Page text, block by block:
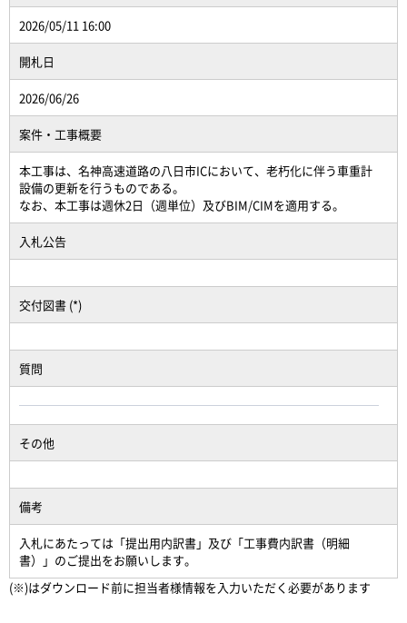
2026/05/11 16:00
開札日
2026/06/26
案件・工事概要
本工事は、名神高速道路の八日市ICにおいて、老朽化に伴う車重計
設備の更新を行うものである。
なお、本工事は週休2日（週単位）及びBIM/CIMを適用する。
入札公告
交付図書 (*)
質問
その他
備考
入札にあたっては「提出用内訳書」及び「工事費内訳書（明細
書）」のご提出をお願いします。
(※)はダウンロード前に担当者様情報を入力いただく必要があります